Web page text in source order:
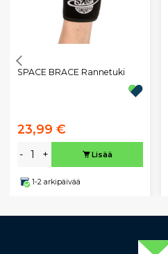
SPACE BRACE Rannetuki
23,99 €
- + Lisää
1-2 arkipäivää